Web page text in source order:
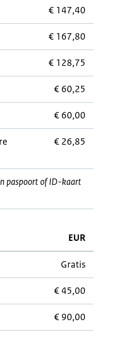
€ 147,40
€ 167,80
€ 128,75
€ 60,25
€ 60,00
€ 26,85
paspoort of ID-kaart
EUR
Gratis
€ 45,00
€ 90,00